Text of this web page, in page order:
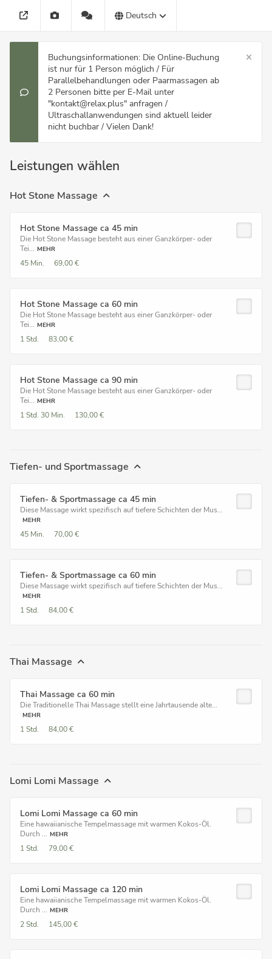
Deutsch
Buchungsinformationen: Die Online-Buchung
ist nur für 1 Person möglich / Für
Parallelbehandlungen oder Paarmassagen ab
2 Personen bitte per E-Mail unter
"kontakt@relax.plus" anfragen /
Ultraschallanwendungen sind aktuell leider
nicht buchbar / Vielen Dank!
Leistungen wählen
Hot Stone Massage
Hot Stone Massage ca 45 min
Die Hot Stone Massage besteht aus einer Ganzkörper- oder
Tei... MEHR
45 Min. 69,00 €
Hot Stone Massage ca 60 min
Die Hot Stone Massage besteht aus einer Ganzkörper- oder
Tei... MEHR
1 Std. 83,00 €
Hot Stone Massage ca 90 min
Die Hot Stone Massage besteht aus einer Ganzkörper- oder
Tei... MEHR
1 Std. 30 Min. 130,00 €
Tiefen- und Sportmassage
Tiefen- & Sportmassage ca 45 min
Diese Massage wirkt spezifisch auf tiefere Schichten der Mus...
MEHR
45 Min. 70,00 €
Tiefen- & Sportmassage ca 60 min
Diese Massage wirkt spezifisch auf tiefere Schichten der Mus...
MEHR
1 Std. 84,00 €
Thai Massage
Thai Massage ca 60 min
Die Traditionelle Thai Massage stellt eine Jahrtausende alte...
MEHR
1 Std. 84,00 €
Lomi Lomi Massage
Lomi Lomi Massage ca 60 min
Eine hawaiianische Tempelmassage mit warmen Kokos-Öl.
Durch ... MEHR
1 Std. 79,00 €
Lomi Lomi Massage ca 120 min
Eine hawaiianische Tempelmassage mit warmen Kokos-Öl.
Durch ... MEHR
2 Std. 145,00 €